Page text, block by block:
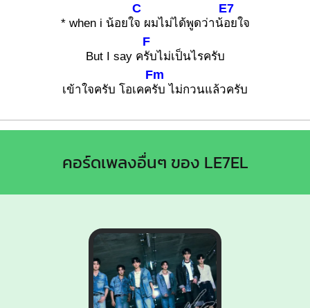
* when i น้อยใ
C
จ ผมไม่ได้พูดว่าน้
E7
อยใจ
But I say ค
F
รับไม่เป็นไรครับ
เข้าใจครับ โอเคค
Fm
รับ ไม่กวนแล้วครับ
คอร์ดเพลงอื่นๆ ของ LE7EL